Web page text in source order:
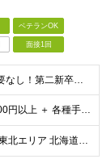
ベテランOK
面接1回
《建築関連の経験・知識は必要なし！第二新卒歓迎》 ◎学歴・経歴・性別不問 ★20～30代メンバーが活躍中 ★U・Iターン歓迎 《応募条件》 ◆35歳までの方（若年層の長期キャリア形成を図るため） ※
【首都圏エリア】 月給 291,800円以上 ＋ 各種手当 【北関東エリア】 月給 264,260円以上 ＋ 各種手当 【関西・四国エリア】 月給 278,040円以上 ＋ 各種手当 【中部エリ
《勤務地エリア》 ▼北海道・東北エリア 北海道、青森県、秋田県、宮城県、岩手県、山形県、福島県 ▼関東エリア 東京都、神奈川県、埼玉県、茨城県、千葉県、群馬県、栃木県 ▼東海・北陸エリア 新潟県、